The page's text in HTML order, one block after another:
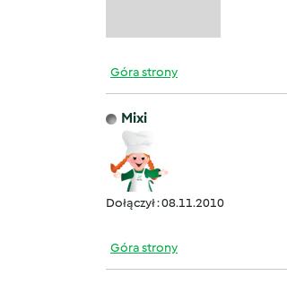
Góra strony
Mixi
Dołączył : 08.11.2010
Góra strony